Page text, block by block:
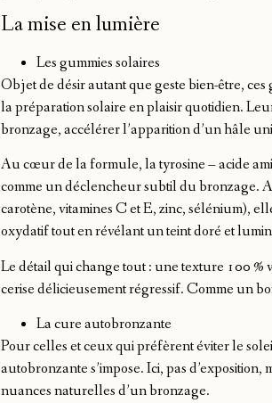
La mise en lumière
Les gummies solaires
Objet de désir autant que geste bien-être,
la préparation solaire en plaisir quotidien.
bronzage, accélérer l’apparition d’un hâle
Au cœur de la formule, la tyrosine – acide
comme un déclencheur subtil du bronzage.
carotène, vitamines C et E, zinc, sélénium),
oxydatif tout en révélant un teint doré et
Le détail qui change tout : une texture 100 %
cerise délicieusement régressif. Comme un
La cure autobronzante
Pour celles et ceux qui préfèrent éviter le
autobronzante s’impose. Ici, pas
nuances naturelles d’un bronzage.